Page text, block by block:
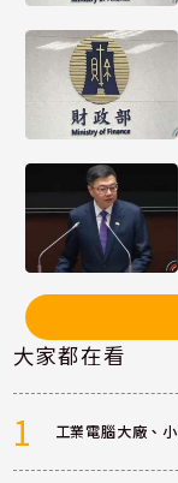
大家都在看
1 工業電腦大廠、